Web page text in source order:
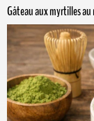
Gâteau aux myrtilles